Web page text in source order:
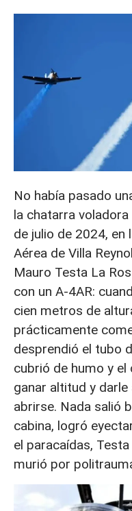
No había pasado
la chatarra
de julio de 2024, en
Aérea de Villa
Mauro Testa La
con un A-4AR:
cien metros de
prácticamente
desprendió el tubo
cubrió de humo y
ganar altitud y
abrirse. Nada salió
cabina, logró
el paracaídas,
murió por